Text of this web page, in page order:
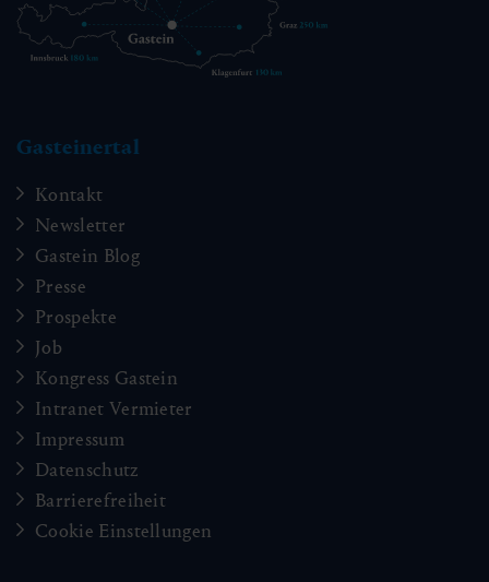
Gasteinertal
Kontakt
Newsletter
Gastein Blog
Presse
Prospekte
Job
Kongress Gastein
Intranet Vermieter
Impressum
Datenschutz
Barrierefreiheit
Cookie Einstellungen